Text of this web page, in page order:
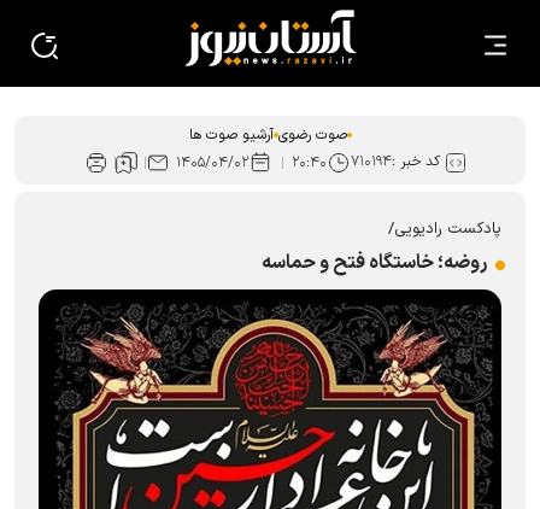
صوت رضوی آرشیو صوت ها
کد خبر :۷۱۰۱۹۴ ۲۰:۴۰ ۱۴۰۵/۰۴/۰۲
پادکست رادیویی/
روضه؛ خاستگاه فتح و حماسه